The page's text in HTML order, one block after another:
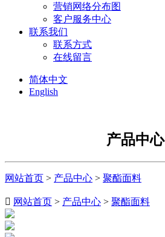
营销网络分布图
客户服务中心
联系我们
联系方式
在线留言
简体中文
English
产品中心
网站首页 > 产品中心 > 聚酯面料
 网站首页 > 产品中心 > 聚酯面料